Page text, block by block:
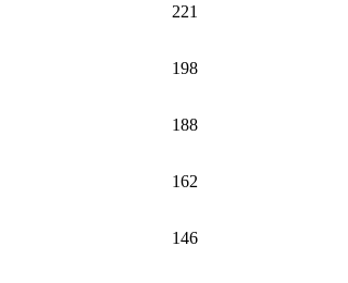
221
198
188
162
146